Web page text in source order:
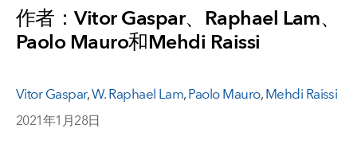
作者：Vitor Gaspar、Raphael Lam、
Paolo Mauro和Mehdi Raissi
Vitor Gaspar,W. Raphael Lam,Paolo Mauro,Mehdi Raissi
2021年1月28日